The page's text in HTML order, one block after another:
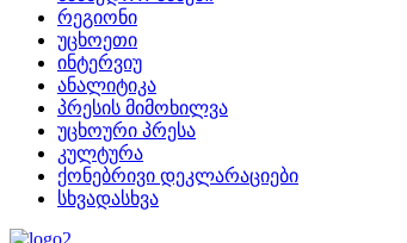
რეგიონი
უცხოეთი
ინტერვიუ
ანალიტიკა
პრესის მიმოხილვა
უცხოური პრესა
კულტურა
ქონებრივი დეკლარაციები
სხვადასხვა